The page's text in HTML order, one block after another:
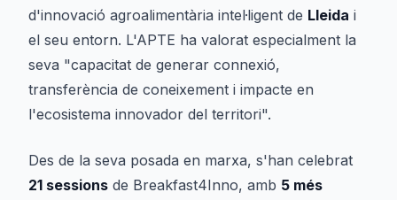
d'innovació agroalimentària intel·ligent de Lleida i
el seu entorn. L'APTE ha valorat especialment la
seva "capacitat de generar connexió,
transferència de coneixement i impacte en
l'ecosistema innovador del territori".
Des de la seva posada en marxa, s'han celebrat
21 sessions de Breakfast4Inno, amb 5 més